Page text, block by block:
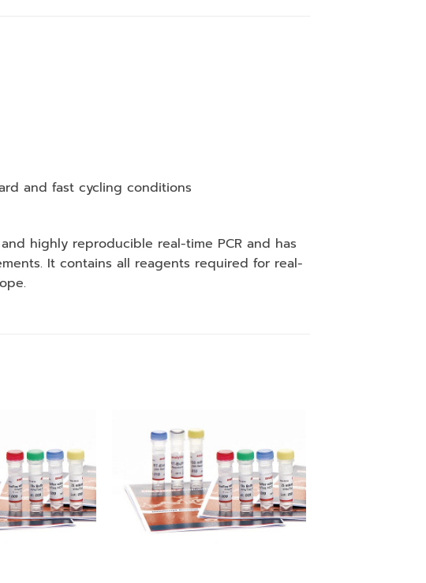
and fast cycling conditions
highly reproducible real-time PCR and has
It contains all reagents required for real-